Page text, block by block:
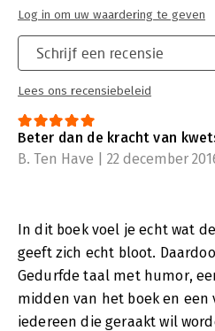
Schrijf een recensie
Lees ons recensiebeleid
Log in om uw waardering te geven
Beter dan de kracht van
B. Ten Have | 22 december
In dit boek voel je echt wat
geeft zich echt bloot.
Gedurfde taal met humor,
midden van het boek en een
iedereen die geraakt wil